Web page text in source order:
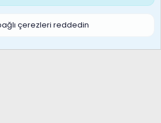
çerezleri reddedin